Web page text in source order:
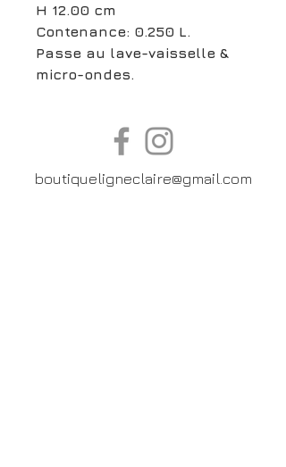
H 12.00 cm
Contenance: 0.250 L.
Passe au lave-vaisselle &
micro-ondes.
boutiqueligneclaire@gmail.com